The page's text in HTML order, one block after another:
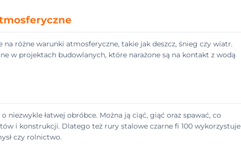
na różne warunki atmosferyczne, takie jak deszcz, śnieg czy wiatr.
w projektach budowlanych, które narażone są na kontakt z wodą
niezwykle łatwej obróbce. Można ją ciąć, giąć oraz spawać, co
i konstrukcji. Dlatego też rury stalowe czarne fi 100 wykorzystuje
czy rolnictwo.